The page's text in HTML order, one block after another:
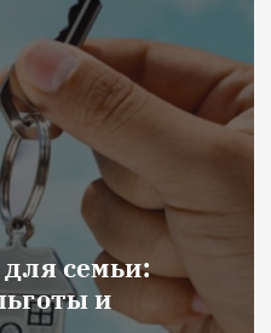
секторе: